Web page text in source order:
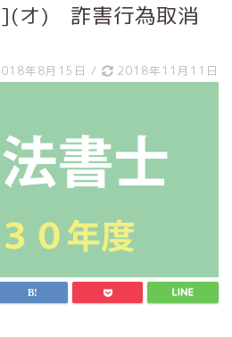
オ) 詐害行為取消
年8月15日 / 2018年11月11日